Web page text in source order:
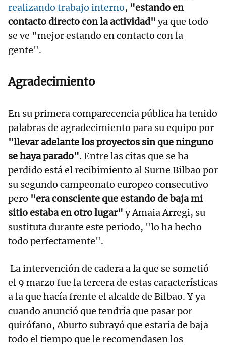
realizando trabajo interno, "estando en
contacto directo con la actividad" ya que todo
se ve "mejor estando en contacto con la
gente".
Agradecimiento
En su primera comparecencia pública ha tenido
palabras de agradecimiento para su equipo por
"llevar adelante los proyectos sin que ninguno
se haya parado". Entre las citas que se ha
perdido está el recibimiento al Surne Bilbao por
su segundo campeonato europeo consecutivo
pero "era consciente que estando de baja mi
sitio estaba en otro lugar" y Amaia Arregi, su
sustituta durante este periodo, "lo ha hecho
todo perfectamente".
La intervención de cadera a la que se sometió
el 9 marzo fue la tercera de estas características
a la que hacía frente el alcalde de Bilbao. Y ya
cuando anunció que tendría que pasar por
quirófano, Aburto subrayó que estaría de baja
todo el tiempo que le recomendasen los